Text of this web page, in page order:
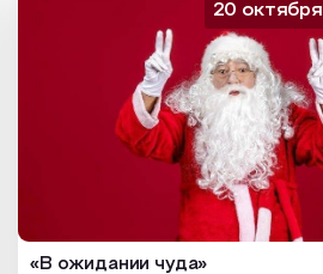
«В ожидании чуда»
20 октября